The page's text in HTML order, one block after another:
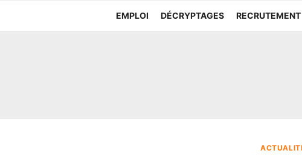
EMPLOI DÉCRYPTAGES RECRUTEMENT